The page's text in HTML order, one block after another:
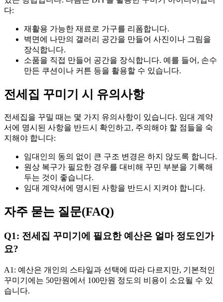
다:
재활용 가능한 재료로 가구를 리폼합니다.
벽면에 나만의 갤러리 공간을 만들어 사진이나 그림을
장식합니다.
소품을 직접 만들어 공간을 장식합니다. 예를 들어, 손수
만든 쿠션이나 커튼 등을 활용할 수 있습니다.
전세집 꾸미기 시 유의사항
전세집을 꾸밀 때는 몇 가지 유의사항이 있습니다. 임대 계약
서에 명시된 사항을 반드시 확인하고, 주의해야 할 점들을 숙
지해야 합니다:
임대인의 동의 없이 큰 구조 변경은 하지 않도록 합니다.
원상 복구가 필요한 경우를 대비해 꾸민 부분을 기록해
두는 것이 좋습니다.
임대 계약서에 명시된 사항을 반드시 지켜야 합니다.
자주 묻는 질문(FAQ)
Q1: 전세집 꾸미기에 필요한 예산은 얼마 정도인가
요?
A1: 예산은 개인의 스타일과 선택에 따라 다르지만, 기본적인
꾸미기에는 50만원에서 100만원 정도의 비용이 소요될 수 있
습니다.